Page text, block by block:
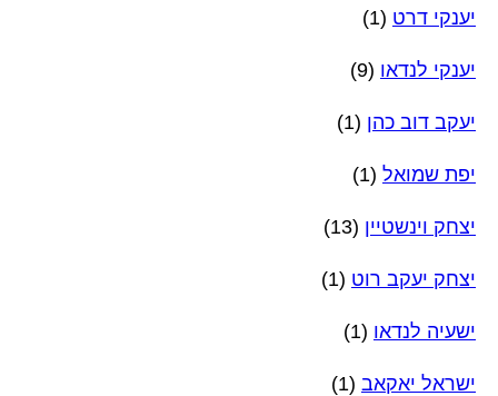
יענקי דרט (1)
יענקי לנדאו (9)
יעקב דוב כהן (1)
יפת שמואל (1)
יצחק וינשטיין (13)
יצחק יעקב רוט (1)
ישעיה לנדאו (1)
ישראל יאקאב (1)